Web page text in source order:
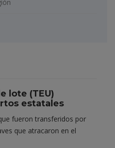
lote (TEU)
estatales
fueron transferidos por
que atracaron en el